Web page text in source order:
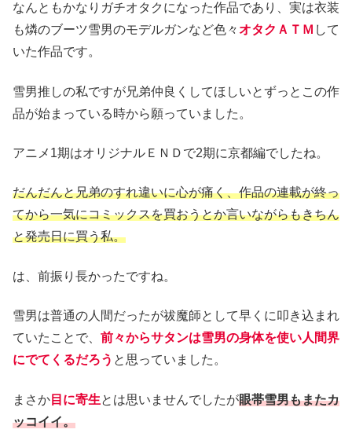
なんともかなりガチオタクになった作品であり、実は衣装
も燐のブーツ雪男のモデルガンなど色々オタクＡＴＭ して
いた作品です。
雪男推しの私ですが兄弟仲良くしてほしいとずっとこの作
品が始まっている時から願っていました。
アニメ1期はオリジナルＥＮＤで2期に京都編でしたね。
だんだんと兄弟のすれ違いに心が痛く、作品の連載が終っ
てから一気にコミックスを買おうとか言いながらもきちん
と発売日に買う私。
は、前振り長かったですね。
雪男は普通の人間だったが祓魔師として早くに叩き込まれ
ていたことで、 前々からサタンは雪男の身体を使い人間界
にでてくるだろう と思っていました。
まさか 目に寄生とは思いませんでしたが眼帯雪男もまたカ
ッコイイ。